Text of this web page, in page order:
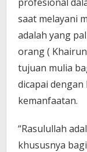
saat melayani
adalah yang
orang (
tujuan mulia
dicapai
kemanfaatan.
“Rasulullah
khususnya